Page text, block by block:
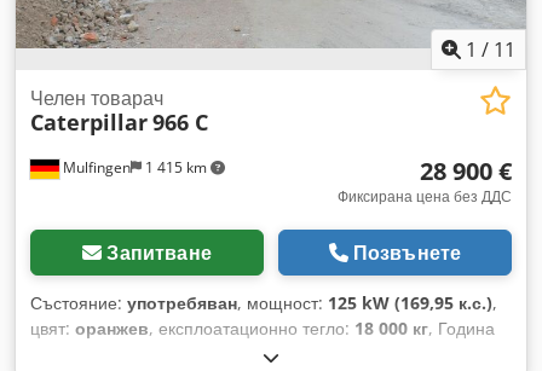
1 / 11
Mulfingen 1 415 km
Челен товарач
Caterpillar966 C
28 900 €
Фиксирана цена без ДДС
Запитване Позвънете
Състояние: употребяван, мощност: 125 kW (169,95 к.с.),
цвят: оранжев, експлоатационно тегло: 18 000 кг, Година
, Оборудване: